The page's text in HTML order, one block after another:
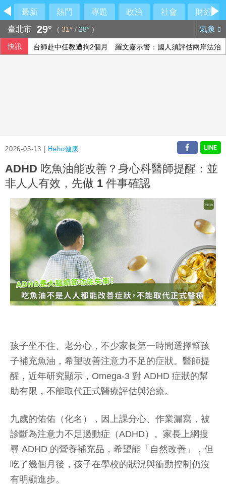
最新 熱門 專題 政治 社會
財經
臺北市 29° ( 31° / 28° ) 氣象
快訊 台師赴中任教遭拘2個月 羅文嘉示警：國人須評估兩岸法治
2026-05-13 | Heho健康
ADHD 吃魚油能改善？身心科醫師提醒：並
非人人有效，先做 1 件事確認
孩子坐不住、老分心，不少家長第一時間選擇幫孩
子補充魚油，希望改善注意力不足的症狀。醫師提
醒，近年研究顯示，Omega-3 對 ADHD 症狀的幫
助有限，不能取代正式醫療評估與治療。
九歲的佑佑（化名），因上課分心、作業漏寫，被
診斷為注意力不足過動症（ADHD）。家長上網搜
尋 ADHD 的營養補充品，希望能「自然改善」，但
吃了幾個月後，孩子在學校的狀況與衝動控制仍沒
有明顯進步。